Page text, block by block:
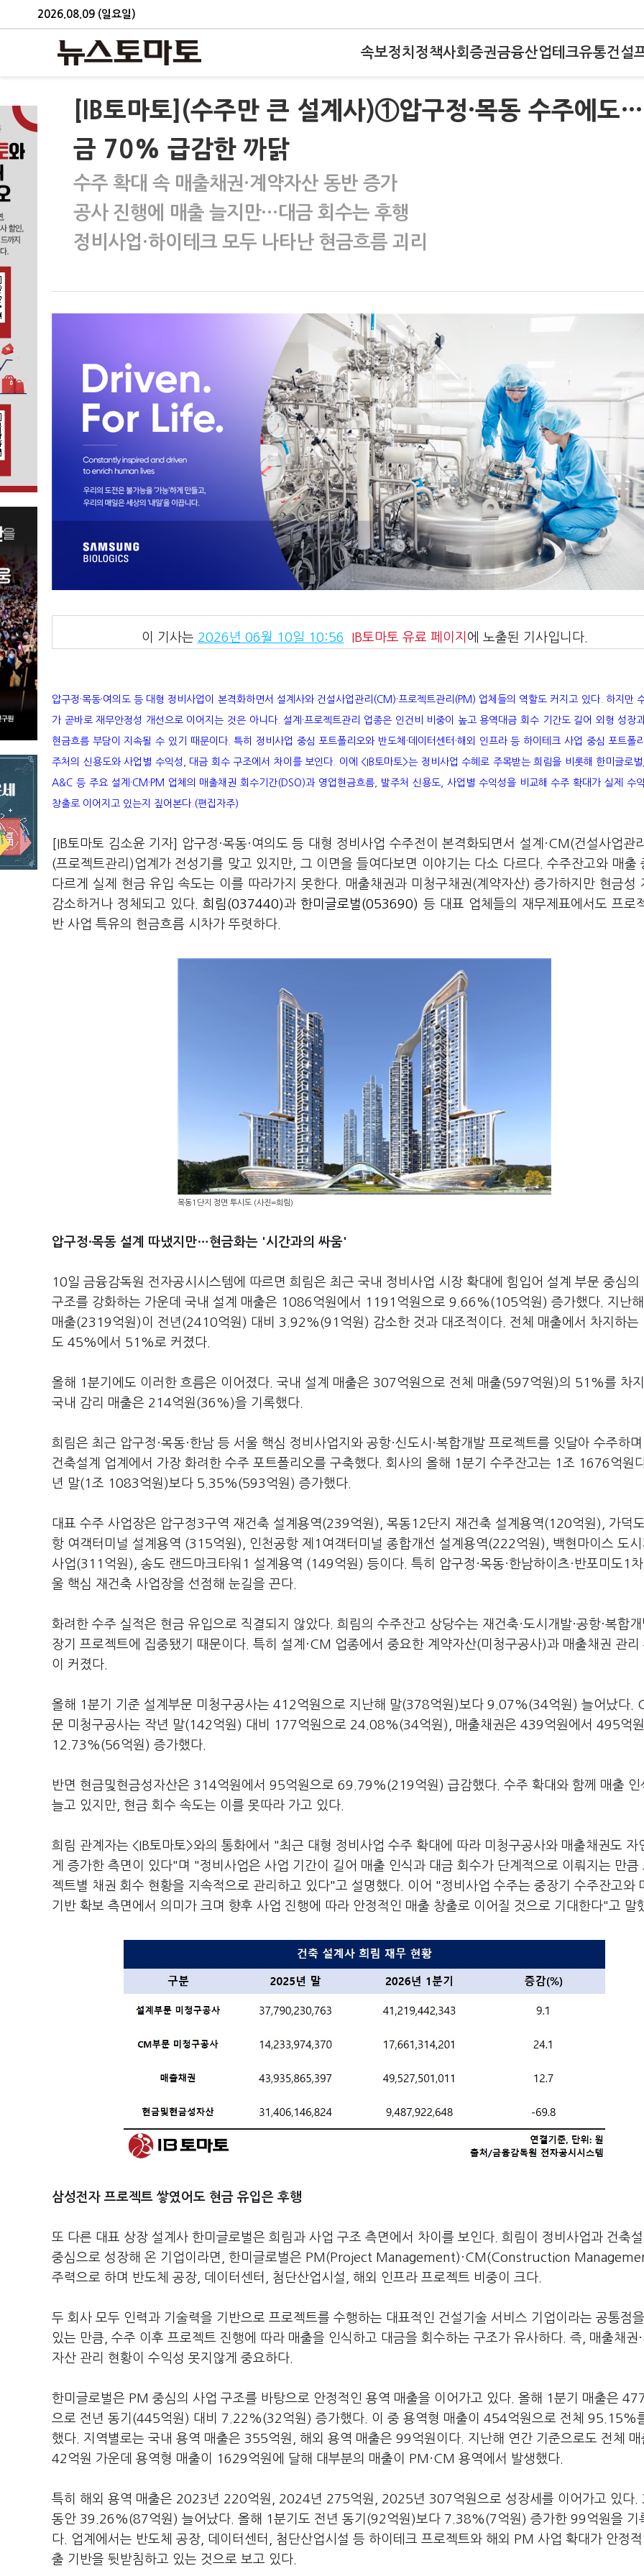
2026.08.09 (일요일)
속보정치 정책사회 증권금융산업테크유통건설
[IB토마토](수주만 큰 설계사)①압구정·목동 수주에도
금 70% 급감한 까닭
수주 확대 속 매출채권·계약자산 동반 증가
공사 진행에 매출 늘지만…대금 회수는 후행
정비사업·하이테크 모두 나타난 현금흐름 괴리
이 기사는 2026년 06월 10일 10:56 IB토마토 유료 페이지 에 노출된 기사입니다.
압구정·목동·여의도 등 대형 정비사업이 본격화하면서 설계사와 건설사업관리(CM)·프로젝트관리(PM) 업체들의 역할도 커지고 있다. 하지만
가 곧바로 재무안정성 개선으로 이어지는 것은 아니다. 설계·프로젝트관리 업종은 인건비 비중이 높고 용역대금 회수 기간도 길어 외형 성장
현금흐름 부담이 지속될 수 있기 때문이다. 특히 정비사업 중심 포트폴리오와 반도체·데이터센터·해외 인프라 등 하이테크 사업 중심 포트폴
주처의 신용도와 사업별 수익성, 대금 회수 구조에서 차이를 보인다. 이에 <IB토마토>는 정비사업 수혜로 주목받는 희림을 비롯해 한미글로
A&C 등 주요 설계·CM·PM 업체의 매출채권 회수기간(DSO)과 영업현금흐름, 발주처 신용도, 사업별 수익성을 비교해 수주 확대가 실제 수
창출로 이어지고 있는지 짚어본다.(편집자주)
[IB토마토 김소윤 기자] 압구정·목동·여의도 등 대형 정비사업 수주전이 본격화되면서 설계·CM(건설사업관
(프로젝트관리)업계가 전성기를 맞고 있지만, 그 이면을 들여다보면 이야기는 다소 다르다. 수주잔고와 매출
다르게 실제 현금 유입 속도는 이를 따라가지 못한다. 매출채권과 미청구채권(계약자산) 증가하지만 현금성
감소하거나 정체되고 있다.희림(037440)과한미글로벌(053690) 등 대표 업체들의 재무제표에서도 프로
반 사업 특유의 현금흐름 시차가 뚜렷하다.
목동1단지 정면 투시도 (사진=희림)
압구정·목동 설계 따냈지만…현금화는 '시간과의 싸움'
10일 금융감독원 전자공시시스템에 따르면 희림은 최근 국내 정비사업 시장 확대에 힘입어 설계 부문 중심의
구조를 강화하는 가운데 국내 설계 매출은 1086억원에서 1191억원으로 9.66%(105억원) 증가했다. 지난
매출(2319억원)이 전년(2410억원) 대비 3.92%(91억원) 감소한 것과 대조적이다. 전체 매출에서 차지하는
도 45%에서 51%로 커졌다.
올해 1분기에도 이러한 흐름은 이어졌다. 국내 설계 매출은 307억원으로 전체 매출(597억원)의 51%를 차
국내 감리 매출은 214억원(36%)을 기록했다.
희림은 최근 압구정·목동·한남 등 서울 핵심 정비사업지와 공항·신도시·복합개발 프로젝트를 잇달아 수주하
건축설계 업계에서 가장 화려한 수주 포트폴리오를 구축했다. 회사의 올해 1분기 수주잔고는 1조 1676억원
년 말(1조 1083억원)보다 5.35%(593억원) 증가했다.
대표 수주 사업장은 압구정3구역 재건축 설계용역(239억원), 목동12단지 재건축 설계용역(120억원), 가덕
항 여객터미널 설계용역 (315억원), 인천공항 제1여객터미널 종합개선 설계용역(222억원), 백현마이스 도시
사업(311억원), 송도 랜드마크타워1 설계용역 (149억원) 등이다. 특히 압구정·목동·한남하이츠·반포미도1
울 핵심 재건축 사업장을 선점해 눈길을 끈다.
화려한 수주 실적은 현금 유입으로 직결되지 않았다. 희림의 수주잔고 상당수는 재건축·도시개발·공항·복합
장기 프로젝트에 집중됐기 때문이다. 특히 설계·CM 업종에서 중요한 계약자산(미청구공사)과 매출채권 관리
이 커졌다.
올해 1분기 기준 설계부문 미청구공사는 412억원으로 지난해 말(378억원)보다 9.07%(34억원) 늘어났다.
문 미청구공사는 작년 말(142억원) 대비 177억원으로 24.08%(34억원), 매출채권은 439억원에서 495억
12.73%(56억원) 증가했다.
반면 현금및현금성자산은 314억원에서 95억원으로 69.79%(219억원) 급감했다. 수주 확대와 함께 매출 인
늘고 있지만, 현금 회수 속도는 이를 못따라 가고 있다.
희림 관계자는 <IB토마토>와의 통화에서 "최근 대형 정비사업 수주 확대에 따라 미청구공사와 매출채권도 자
게 증가한 측면이 있다"며 "정비사업은 사업 기간이 길어 매출 인식과 대금 회수가 단계적으로 이뤄지는 만큼
젝트별 채권 회수 현황을 지속적으로 관리하고 있다"고 설명했다. 이어 "정비사업 수주는 중장기 수주잔고와
기반 확보 측면에서 의미가 크며 향후 사업 진행에 따라 안정적인 매출 창출로 이어질 것으로 기대한다"고 말
삼성전자 프로젝트 쌓였어도 현금 유입은 후행
또 다른 대표 상장 설계사 한미글로벌은 희림과 사업 구조 측면에서 차이를 보인다. 희림이 정비사업과 건축
중심으로 성장해 온 기업이라면, 한미글로벌은 PM(Project Management)·CM(Construction
주력으로 하며 반도체 공장, 데이터센터, 첨단산업시설, 해외 인프라 프로젝트 비중이 크다.
두 회사 모두 인력과 기술력을 기반으로 프로젝트를 수행하는 대표적인 건설기술 서비스 기업이라는 공통점
있는 만큼, 수주 이후 프로젝트 진행에 따라 매출을 인식하고 대금을 회수하는 구조가 유사하다. 즉, 매출채권
자산 관리 현황이 수익성 못지않게 중요하다.
한미글로벌은 PM 중심의 사업 구조를 바탕으로 안정적인 용역 매출을 이어가고 있다. 올해 1분기 매출은
으로 전년 동기(445억원) 대비 7.22%(32억원) 증가했다. 이 중 용역형 매출이 454억원으로 전체 95.15%
했다. 지역별로는 국내 용역 매출은 355억원, 해외 용역 매출은 99억원이다. 지난해 연간 기준으로도 전체
42억원 가운데 용역형 매출이 1629억원에 달해 대부분의 매출이 PM·CM 용역에서 발생했다.
특히 해외 용역 매출은 2023년 220억원, 2024년 275억원, 2025년 307억원으로 성장세를 이어가고 있다.
동안 39.26%(87억원) 늘어났다. 올해 1분기도 전년 동기(92억원)보다 7.38%(7억원) 증가한 99억원을 기
다. 업계에서는 반도체 공장, 데이터센터, 첨단산업시설 등 하이테크 프로젝트와 해외 PM 사업 확대가 안정
출 기반을 뒷받침하고 있는 것으로 보고 있다.